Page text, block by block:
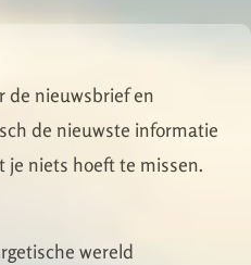
de nieuwsbrief en
de nieuwste informatie
je niets hoeft te missen.
wereld